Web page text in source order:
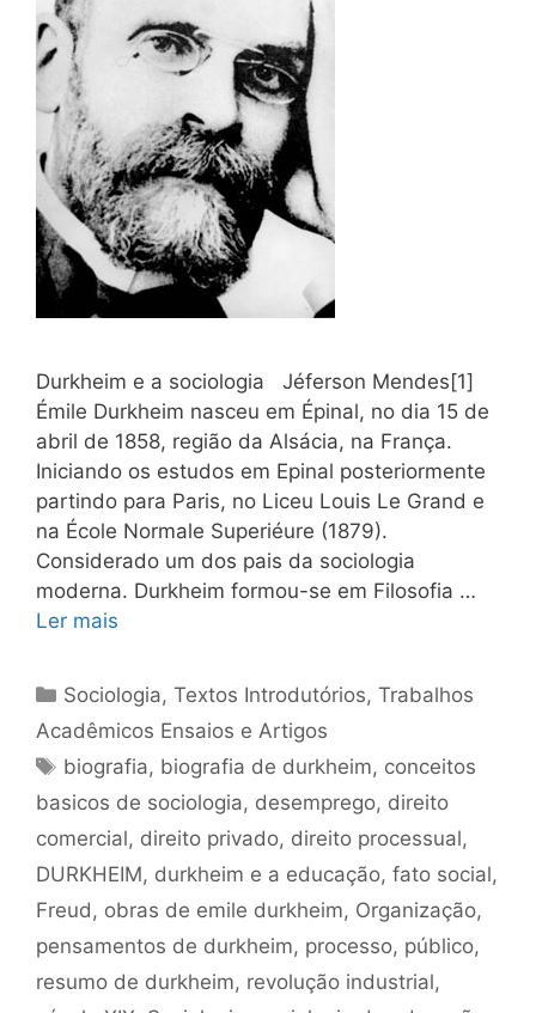
Durkheim e a sociologia Jéferson Mendes[1]
Émile Durkheim nasceu em Épinal, no dia 15 de
abril de 1858, região da Alsácia, na França.
Iniciando os estudos em Epinal posteriormente
partindo para Paris, no Liceu Louis Le Grand e
na École Normale Superiéure (1879).
Considerado um dos pais da sociologia
moderna. Durkheim formou-se em Filosofia …
Ler mais
Categorias
Sociologia,Textos Introdutórios,Trabalhos
Acadêmicos Ensaios e Artigos
Tags
biografia, biografia de durkheim, conceitos
basicos de sociologia, desemprego, direito
comercial, direito privado, direito processual,
DURKHEIM, durkheim e a educação, fato social,
Freud , obras de emile durkheim, Organização,
pensamentos de durkheim, processo, público,
resumo de durkheim, revolução industrial,